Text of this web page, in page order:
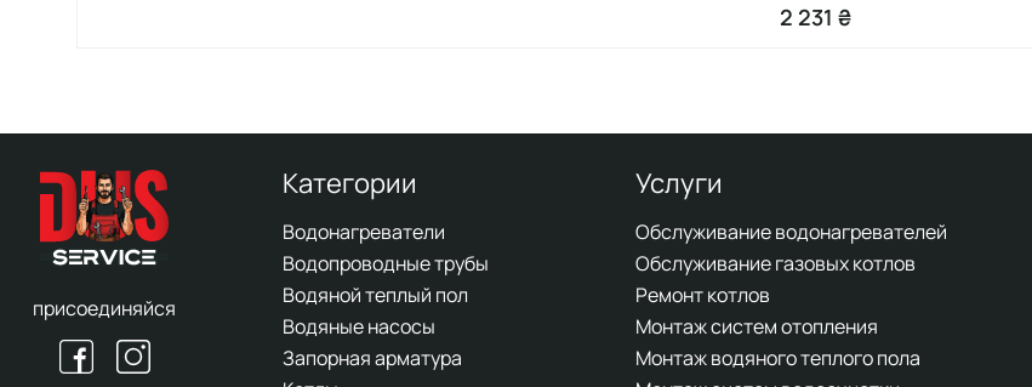
2 231 ₴
присоединяйся
Категории
Водонагреватели
Водопроводные трубы
Водяной теплый пол
Водяные насосы
Запорная арматура
Услуги
Обслуживание водонагревателей
Обслуживание газовых котлов
Ремонт котлов
Монтаж систем отопления
Монтаж водяного теплого пола